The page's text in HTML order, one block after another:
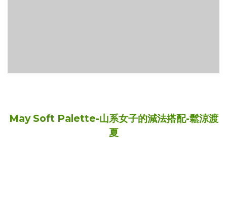
May Soft Palette-山系女子的減法搭配-鬆涼渡
夏